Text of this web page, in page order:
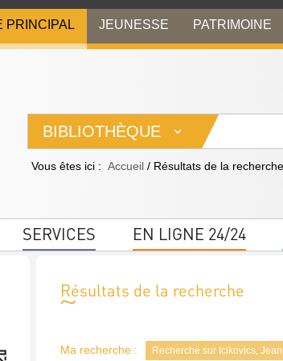
PRINCIPAL JEUNESSE PATRIMOINE
BIBLIOTHÈQUE
Vous êtes ici : Accueil / Résultats de la recherche
SERVICES EN LIGNE 24/24
Résultats de la recherche
Ma recherche : Recherche sur Icikovics,